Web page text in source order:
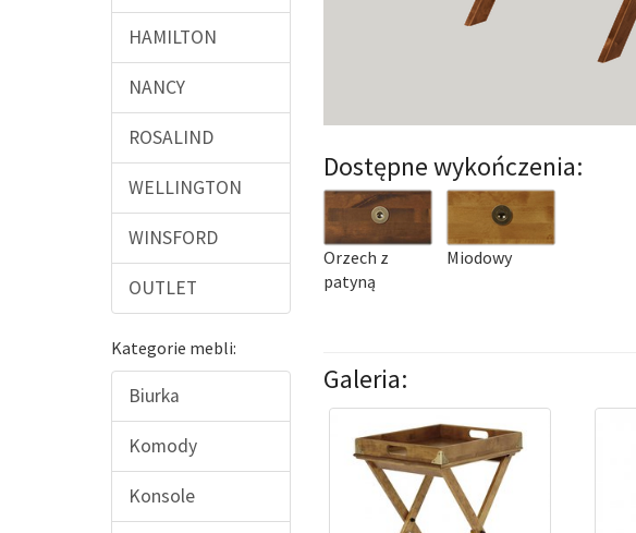
HAMILTON
NANCY
ROSALIND
WELLINGTON
WINSFORD
OUTLET
Kategorie mebli:
Biurka
Komody
Konsole
Dostępne wykończenia:
Orzech z
patyną
Miodowy
Galeria: